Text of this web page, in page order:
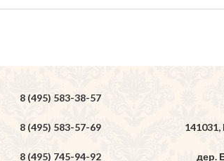
8 (495) 583-38-57
8 (495) 583-57-69
8 (495) 745-94-92 дер.